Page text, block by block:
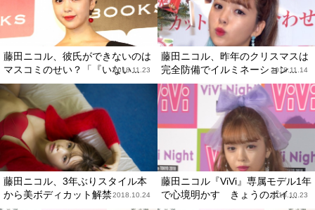
藤田ニコル、彼氏ができないのは
マスコミのせい？「『いない...
2018.11.23
藤田ニコル、昨年のクリスマスは
完全防備でイルミネーション...
2018.11.14
藤田ニコル、3年ぶりスタイル本
から美ボディカット解禁2018.10.24
藤田ニコル『ViVi』専属モデル1年
で心境明かす きょうのポイ...
2018.10.23